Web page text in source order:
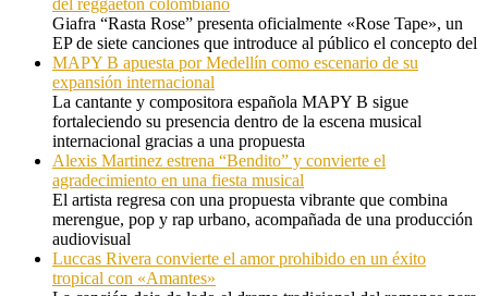
Giafra “Rasta Rose” presenta oficialmente «Rose Tape», un
EP de siete canciones que introduce al público el concepto del
MAPY B apuesta por Medellín como escenario de su
expansión internacional
La cantante y compositora española MAPY B sigue
fortaleciendo su presencia dentro de la escena musical
internacional gracias a una propuesta
Alexis Martinez estrena “Bendito” y convierte el
agradecimiento en una fiesta musical
El artista regresa con una propuesta vibrante que combina
merengue, pop y rap urbano, acompañada de una producción
audiovisual
Luccas Rivera convierte el amor prohibido en un éxito
tropical con «Amantes»